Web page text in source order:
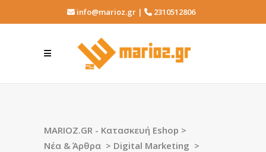
info@marioz.gr | 2310512806
MARIOZ.GR - Κατασκευή Eshop >
Νέα & Άρθρα > Digital Marketing >